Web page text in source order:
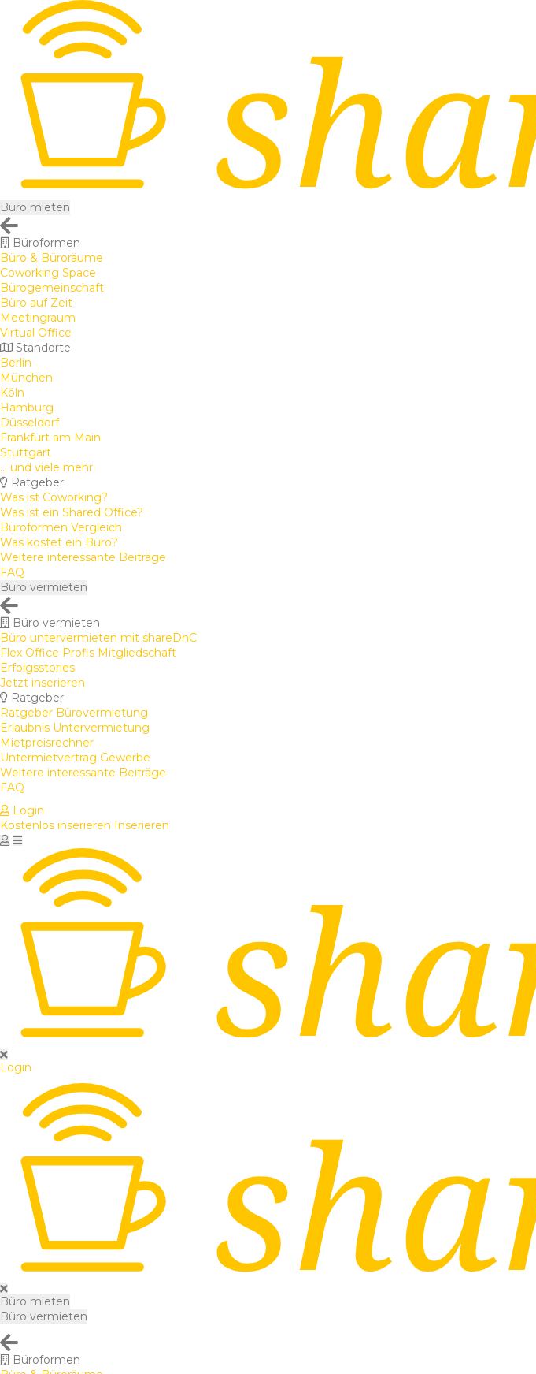
Büro mieten
Büroformen
Büro & Büroräume
Coworking Space
Bürogemeinschaft
Büro auf Zeit
Meetingraum
Virtual Office
Standorte
Berlin
München
Köln
Hamburg
Düsseldorf
Frankfurt am Main
Stuttgart
... und viele mehr
Ratgeber
Was ist Coworking?
Was ist ein Shared Office?
Büroformen Vergleich
Was kostet ein Büro?
Weitere interessante Beiträge
FAQ
Büro vermieten
Büro vermieten
Büro untervermieten mit shareDnC
Flex Office Profis Mitgliedschaft
Erfolgsstories
Jetzt inserieren
Ratgeber
Ratgeber Bürovermietung
Erlaubnis Untervermietung
Mietpreisrechner
Untermietvertrag Gewerbe
Weitere interessante Beiträge
FAQ
Login
Kostenlos inserieren Inserieren
Login
Büro mieten
Büro vermieten
Büroformen